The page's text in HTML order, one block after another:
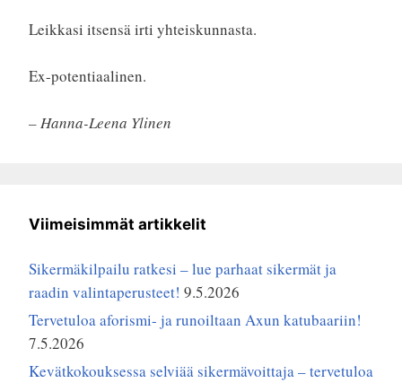
Leikkasi itsensä irti yhteiskunnasta.
Ex-potentiaalinen.
– Hanna-Leena Ylinen
Viimeisimmät artikkelit
Sikermäkilpailu ratkesi – lue parhaat sikermät ja
raadin valintaperusteet! 9.5.2026
Tervetuloa aforismi- ja runoiltaan Axun katubaariin!
7.5.2026
Kevätkokouksessa selviää sikermävoittaja – tervetuloa